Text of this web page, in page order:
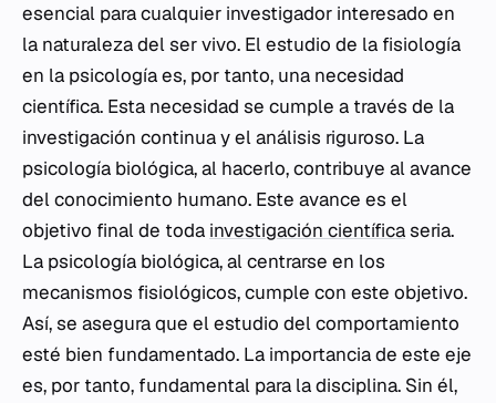
esencial para cualquier investigador interesado en
la naturaleza del ser vivo. El estudio de la fisiología
en la psicología es, por tanto, una necesidad
científica. Esta necesidad se cumple a través de la
investigación continua y el análisis riguroso. La
psicología biológica, al hacerlo, contribuye al avance
del conocimiento humano. Este avance es el
objetivo final de toda investigación científicaseria.
La psicología biológica, al centrarse en los
mecanismos fisiológicos, cumple con este objetivo.
Así, se asegura que el estudio del comportamiento
esté bien fundamentado. La importancia de este eje
es, por tanto, fundamental para la disciplina. Sin él,